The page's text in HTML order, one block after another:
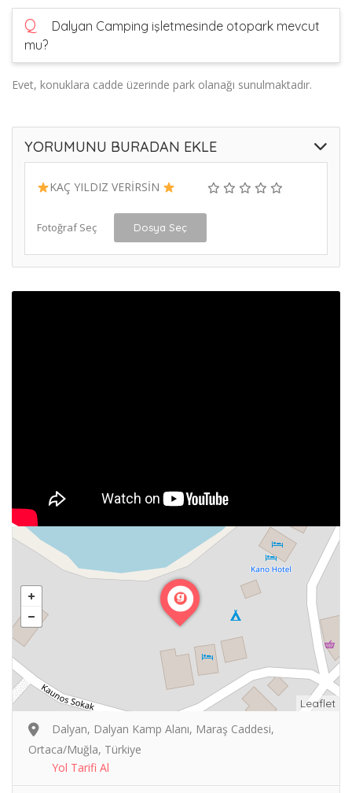
Q
Dalyan Camping işletmesinde otopark mevcut
mu?
Evet, konuklara cadde üzerinde park olanağı sunulmaktadır.
YORUMUNU BURADAN EKLE
KAÇ YILDIZ VERİRSİN
Fotoğraf Seç Dosya Seç
Leaflet
Dalyan, Dalyan Kamp Alanı, Maraş Caddesi,
Ortaca/Muğla, Türkiye
Yol Tarifi Al